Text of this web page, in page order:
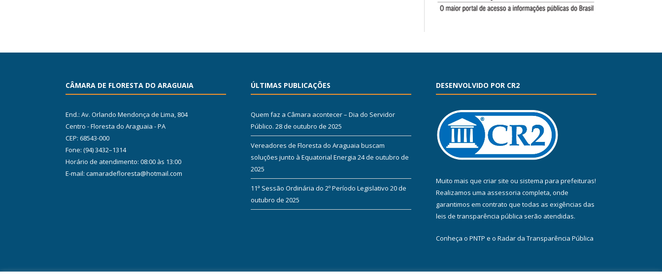
CÂMARA DE FLORESTA DO ARAGUAIA
End.: Av. Orlando Mendonça de Lima, 804
Centro - Floresta do Araguaia - PA
CEP: 68543-000
Fone: (94) 3432–1314
Horário de atendimento: 08:00 às 13:00
E-mail: camaradefloresta@hotmail.com
ÚLTIMAS PUBLICAÇÕES
Quem faz a Câmara acontecer – Dia do Servidor
Público. 28 de outubro de 2025
Vereadores de Floresta do Araguaia buscam
soluções junto à Equatorial Energia 24 de outubro de
2025
11ª Sessão Ordinária do 2º Período Legislativo 20 de
outubro de 2025
DESENVOLVIDO POR CR2
Muito mais que criar site ou sistema para prefeituras!
Realizamos uma assessoria completa, onde
garantimos em contrato que todas as exigências das
leis de transparência pública serão atendidas.
Conheça o PNTP e o Radar da Transparência Pública